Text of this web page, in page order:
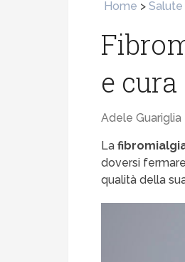
Home >Salute
e cura
Adele Guariglia
La
doversi
qualità della